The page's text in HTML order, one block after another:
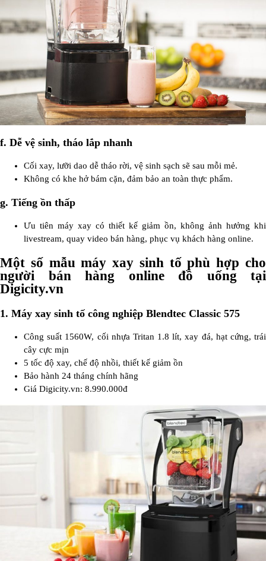
f. Dễ vệ sinh, tháo lắp nhanh
Cối xay, lưỡi dao dễ tháo rời, vệ sinh sạch sẽ sau mỗi mẻ.
Không có khe hở bám cặn, đảm bảo an toàn thực phẩm.
g. Tiếng ồn thấp
Ưu tiên máy xay có thiết kế giảm ồn, không ảnh hưởng khi
livestream, quay video bán hàng, phục vụ khách hàng online.
Một số mẫu máy xay sinh tố phù hợp cho
người bán hàng online đồ uống tại
Digicity.vn
1. Máy xay sinh tố công nghiệp Blendtec Classic 575
Công suất 1560W, cối nhựa Tritan 1.8 lít, xay đá, hạt cứng, trái
cây cực mịn
5 tốc độ xay, chế độ nhồi, thiết kế giảm ồn
Bảo hành 24 tháng chính hãng
Giá Digicity.vn: 8.990.000đ